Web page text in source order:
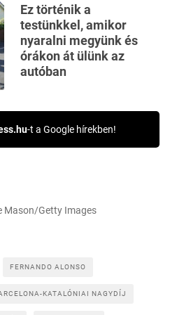
Ez történik a
testünkkel, amikor
nyaralni megyünk és
órákon át ülünk az
autóban
-t a Google hírekben!
Mason/Getty Images
FERNANDO ALONSO
KATALÓNIAI NAGYDÍJ